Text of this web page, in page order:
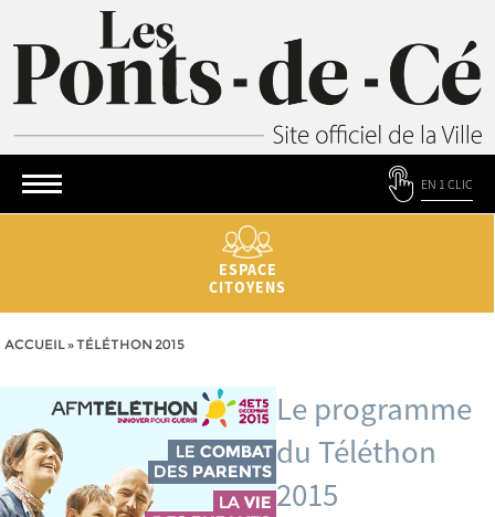
EN 1 CLIC
ESPACE
CITOYENS
ACCUEIL»TÉLÉTHON 2015
Le programme
du Téléthon
2015